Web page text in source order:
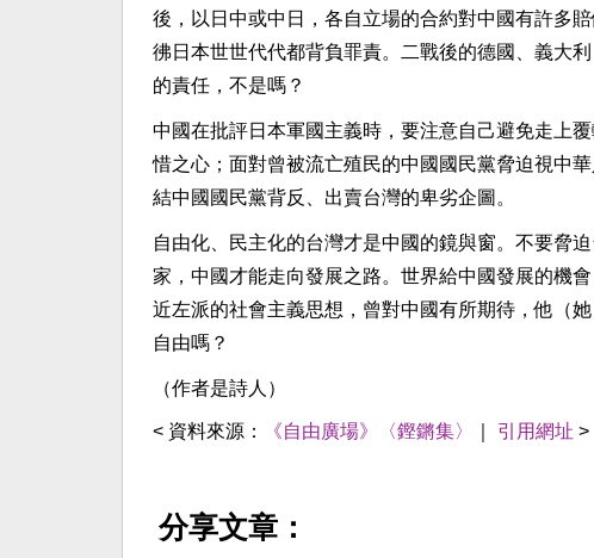
後，以日中或中日，各自立場的合約對中國有許多
彿日本世世代代都背負罪責。二戰後的德國、義大
的責任，不是嗎？
中國在批評日本軍國主義時，要注意自己避免走上
惜之心；面對曾被流亡殖民的中國國民黨脅迫視中
結中國國民黨背反、出賣台灣的卑劣企圖。
自由化、民主化的台灣才是中國的鏡與窗。不要脅
家，中國才能走向發展之路。世界給中國發展的機
近左派的社會主義思想，曾對中國有所期待，他（
自由嗎？
（作者是詩人）
< 資料來源： 《自由廣場》〈鏗鏘集〉 引用網址 >
分享文章：